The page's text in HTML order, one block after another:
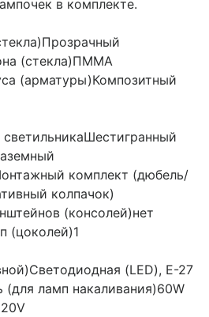
в комплекте.
Прозрачный
(стекла)ПММА
(арматуры)Композитный
Шестигранный
комплект (дюбель/
колпачок)
(консолей)нет
(цоколей)1
Светодиодная (LED), Е-27
ламп накаливания)60W